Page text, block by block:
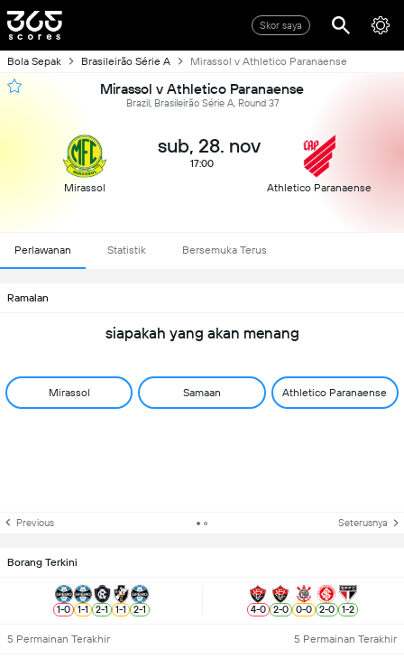
Skor saya
Bola Sepak Brasileirão Série A Mirassol v Athletico Paranaense
Mirassol v Athletico Paranaense
Brazil, Brasileirão Série A, Round 37
Mirassol
sub, 28. nov
17:00
Athletico Paranaense
Perlawanan Statistik Bersemuka Terus
Ramalan
siapakah yang akan menang
Mirassol Samaan Athletico Paranaense
Previous Seterusnya
Borang Terkini
1-0 1-1 2-1 1-1 2-1 4-0 2-0 0-0 2-0 1-2
5 Permainan Terakhir 5 Permainan Terakhir